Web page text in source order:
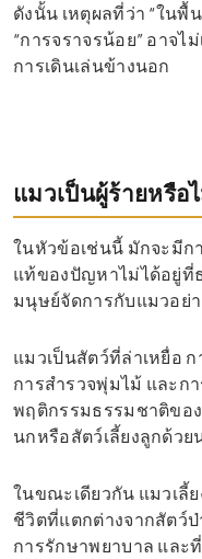
ดังนั้น เหตุผลที่ว่า “ในพื้
“การจราจรน้อย” อาจไ
การเดินเล่นข้างนอก
แมวเป็นผู้ร้ายหรือ
ในหัวข้อเช่นนี้ มักจะมีก
แท้ของปัญหาไม่ได้อยู่ที่
มนุษย์จัดการกับแมวอย่า
แมวเป็นสัตว์ที่ล่าเหยื่อ
การสำรวจพุ่มไม้ และก
พฤติกรรมธรรมชาติขอ
นกหรือสัตว์เลี้ยงลูกด้วย
ในขณะเดียวกัน แมวเลี้
ชีวิตที่แตกต่างจากสัตว์
การรักษาพยาบาล และ